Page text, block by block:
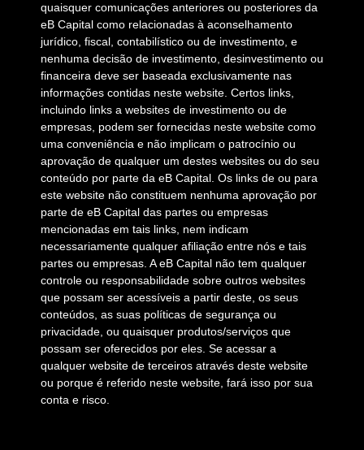
quaisquer comunicações anteriores ou posteriores da
eB Capital como relacionadas à aconselhamento
jurídico, fiscal, contabilístico ou de investimento, e
nenhuma decisão de investimento, desinvestimento ou
financeira deve ser baseada exclusivamente nas
informações contidas neste website. Certos links,
incluindo links a websites de investimento ou de
empresas, podem ser fornecidas neste website como
uma conveniência e não implicam o patrocínio ou
aprovação de qualquer um destes websites ou do seu
conteúdo por parte da eB Capital. Os links de ou para
este website não constituem nenhuma aprovação por
parte de eB Capital das partes ou empresas
mencionadas em tais links, nem indicam
necessariamente qualquer afiliação entre nós e tais
partes ou empresas. A eB Capital não tem qualquer
controle ou responsabilidade sobre outros websites
que possam ser acessíveis a partir deste, os seus
conteúdos, as suas políticas de segurança ou
privacidade, ou quaisquer produtos/serviços que
possam ser oferecidos por eles. Se acessar a
qualquer website de terceiros através deste website
ou porque é referido neste website, fará isso por sua
conta e risco.